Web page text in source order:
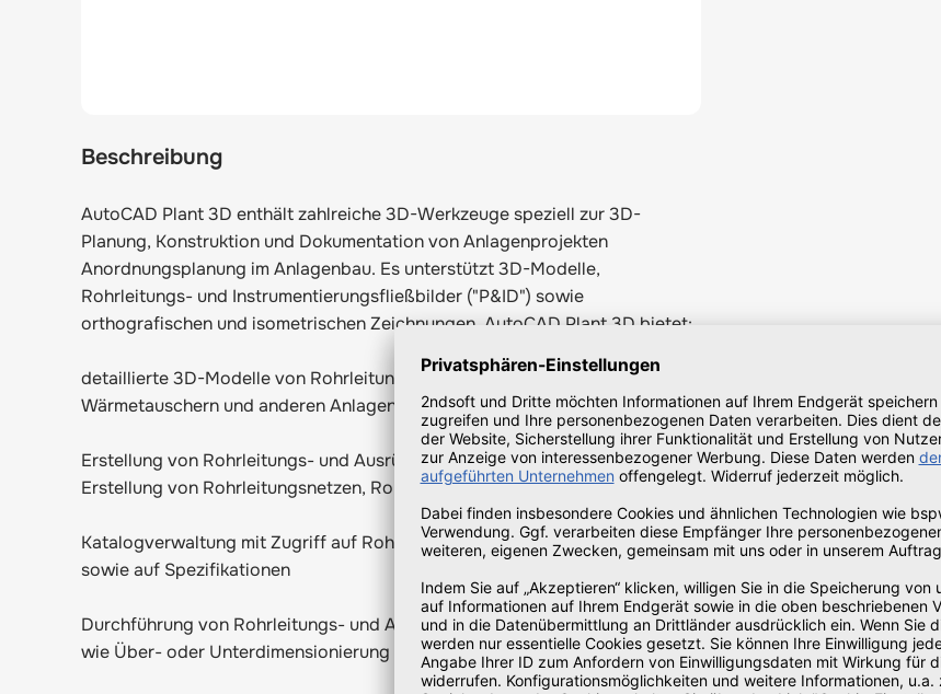
Beschreibung
AutoCAD Plant 3D enthält zahlreiche 3D-Werkzeuge speziell zur 3D-
Planung, Konstruktion und Dokumentation von Anlagenprojekten
Anordnungsplanung im Anlagenbau. Es unterstützt 3D-Modelle,
Rohrleitungs- und Instrumentierungsfließbilder ("P&ID") sowie
orthografischen und isometrischen Zeichnungen. AutoCAD Plant 3D bietet:
detaillierte 3D-Modelle von Rohrleitungen, Armaturen, Pumpen,
Wärmetauschern und anderen Anlagenkomponenten erstellen
Erstellung von Rohrleitungs- und Ausrüstungsdesigns, einschließlich der
Erstellung von Rohrleitungsnetzen, Rohrverbindungen und Anlagenlayouts.
Katalogverwaltung mit Zugriff auf Rohrleitungs- und Ausrüstungsdaten
sowie auf Spezifikationen
Durchführung von Rohrleitungs- und Ausrüstungsanalysen, um Probleme
wie Über- oder Unterdimensionierung von Rohrleitungen zu identifizieren